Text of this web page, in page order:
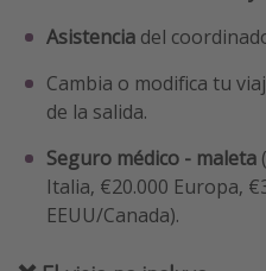
Asistencia del
Cambia o modifica tu
de la salida.
Seguro médico - maleta
Italia, €20.000 Europa,
EEUU/Canada).